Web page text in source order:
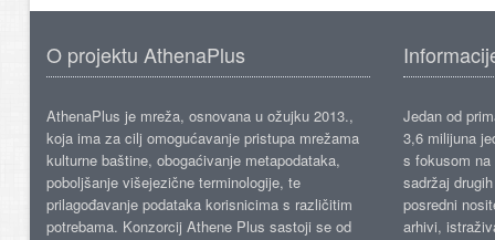
O projektu AthenaPlus
AthenaPlus je mreža, osnovana u ožujku 2013.,
koja ima za cilj omogućavanje pristupa mrežama
kulturne baštine, obogaćivanje metapodataka,
poboljšanje višejezične terminologije, te
prilagođavanje podataka korisnicima s različitim
potrebama. Konzorcij Athene Plus sastoji se od
Jedan od
3,6 milijuna
s fokusom
sadržaj
posredni
arhivi,